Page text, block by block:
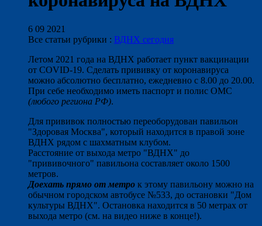
6 09 2021
Все статьи рубрики : ВДНХ сегодня
Летом 2021 года на ВДНХ работает пункт вакцинации
от COVID-19. Сделать прививку от коронавируса
можно абсолютно бесплатно, ежедневно с 8.00 до 20.00.
При себе необходимо иметь паспорт и полис ОМС
(любого региона РФ).
Для прививок полностью переоборудован павильон
"Здоровая Москва", который находится в правой зоне
ВДНХ рядом с шахматным клубом.
Расстояние от выхода метро "ВДНХ" до
"прививочного" павильона составляет около 1500
метров.
Доехать прямо от метро к этому павильону можно на
обычном городском автобусе №533, до остановки "Дом
культуры ВДНХ". Остановка находится в 50 метрах от
выхода метро (см. на видео ниже в конце!).